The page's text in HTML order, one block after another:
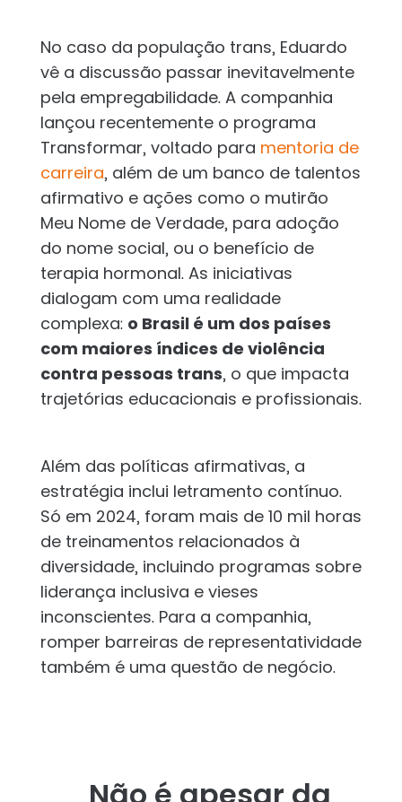
No caso da população trans, Eduardo
vê a discussão passar inevitavelmente
pela empregabilidade. A companhia
lançou recentemente o programa
Transformar, voltado para mentoria de
carreira, além de um banco de talentos
afirmativo e ações como o mutirão
Meu Nome de Verdade, para adoção
do nome social, ou o benefício de
terapia hormonal. As iniciativas
dialogam com uma realidade
complexa: o Brasil é um dos países
com maiores índices de violência
contra pessoas trans, o que impacta
trajetórias educacionais e profissionais.
Além das políticas afirmativas, a
estratégia inclui letramento contínuo.
Só em 2024, foram mais de 10 mil horas
de treinamentos relacionados à
diversidade, incluindo programas sobre
liderança inclusiva e vieses
inconscientes. Para a companhia,
romper barreiras de representatividade
também é uma questão de negócio.